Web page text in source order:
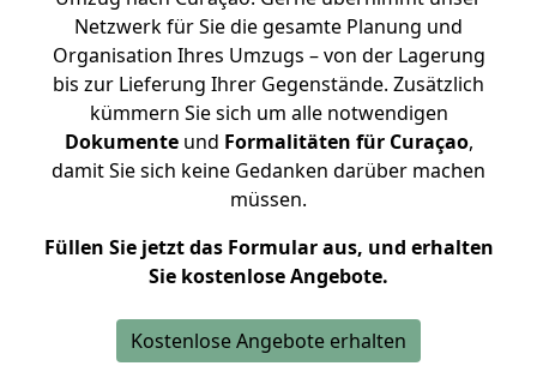
Netzwerk für Sie die gesamte Planung und
Organisation Ihres Umzugs – von der Lagerung
bis zur Lieferung Ihrer Gegenstände. Zusätzlich
kümmern Sie sich um alle notwendigen
Dokumenteund Formalitäten für Curaçao,
damit Sie sich keine Gedanken darüber machen
müssen.
Füllen Sie jetzt das Formular aus, und erhalten
Sie kostenlose Angebote.
Kostenlose Angebote erhalten